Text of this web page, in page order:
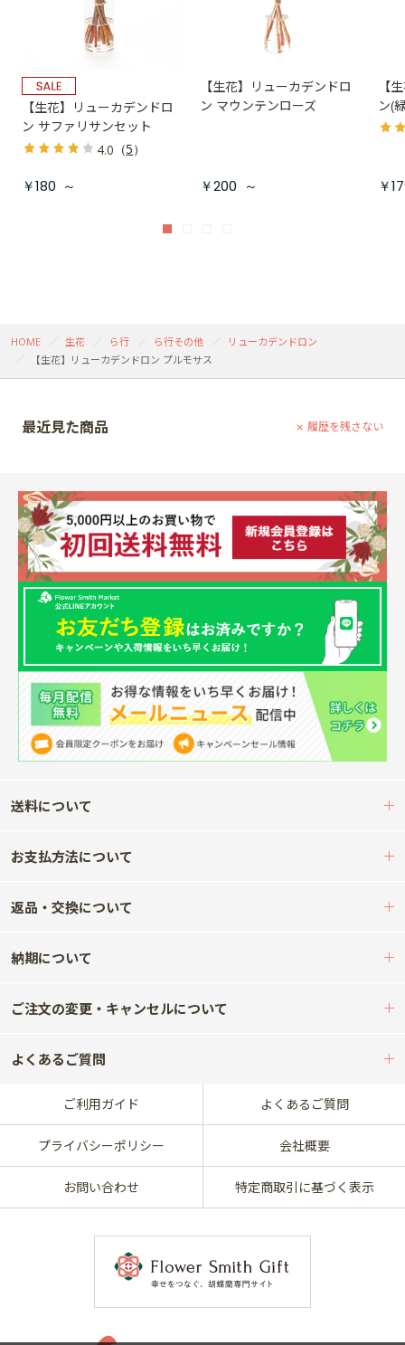
【生花】リューカデンドロ
ン サファリサンセット
4.0 （5）
￥180 ～
【生花】リューカデンドロ
ン マウンテンローズ
￥200 ～
【
ン(
￥
HOME 生花 ら行 ら行その他
リューカデンドロン
【生花】リューカデンドロン プルモサス
最近見た商品 履歴を残さない
送料について
お支払方法について
返品・交換について
納期について
ご注文の変更・キャンセルについて
よくあるご質問
ご利用ガイド よくあるご質問
プライバシーポリシー 会社概要
お問い合わせ 特定商取引に基づく表示